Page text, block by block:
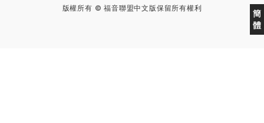
簡
體
版權所有 © 福音聯盟中文版保留所有權利